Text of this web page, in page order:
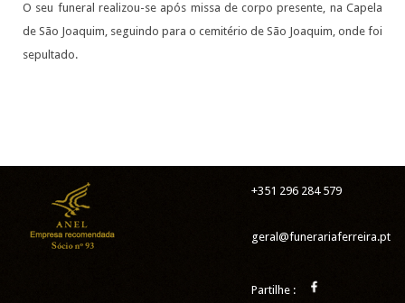
O seu funeral realizou-se após missa de corpo presente, na Capela
de São Joaquim, seguindo para o cemitério de São Joaquim, onde foi
sepultado.
+351 296 284 579
geral@funerariaferreira.pt
Partilhe :